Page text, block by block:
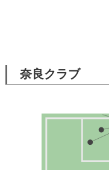
奈良クラブ